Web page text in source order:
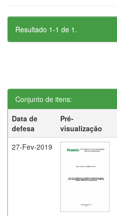
Resultado 1-1 de 1.
Conjunto de itens:
Data de
defesa
Pré-
visualização
27-Fev-2019